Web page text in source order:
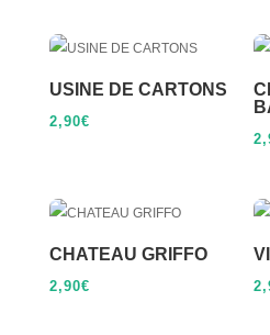
USINE DE CARTONS
2,90€
CHATEAU GRIFFO
2,90€